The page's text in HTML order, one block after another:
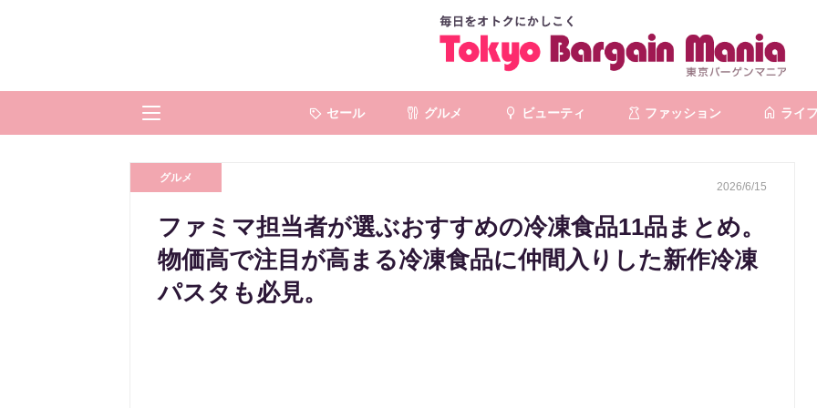
セール グルメ ビューティ ファッション ライフ
グルメ
2026/6/15
ファミマ担当者が選ぶおすすめの冷凍食品11品まとめ。
物価高で注目が高まる冷凍食品に仲間入りした新作冷凍
パスタも必見。